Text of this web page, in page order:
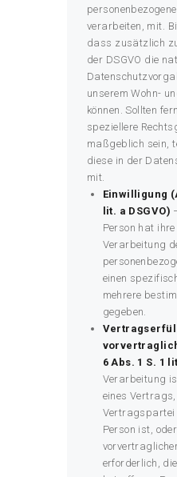
verarbeiten, mit.
dass zusätzlich
der DSGVO die
unserem Wohn-
können. Sollten
speziellere
maßgeblich sein,
diese in der
mit.
Einwilligung
lit. a DSGVO)
Person hat
Verarbeitung
einen
mehrere
gegeben.
6 Abs. 1 S. 1
Verarbeitung
eines
Vertragspartei
Person ist,
erforderlich,